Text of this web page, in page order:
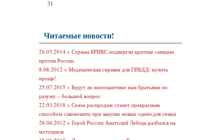
31
Читаемые новости!
26.03.2014 » Страны БРИКС подвергли критике санкции
против России
8.08.2012 » Медицинская справка для ГИБДД: купить
проще!
25.07.2015 » Будут ли инопланетяне нам братьями по
разуму – большой вопрос
22.03.2018 » Сезон распродаж станет прекрасным
способом сэкономить при закупке новых одеял для семьи
28.04.2012 » Герой России Анатолий Лебедь разбился на
мотоцикле